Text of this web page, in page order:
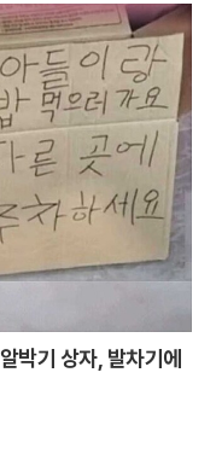
박기 상자, 발차기에